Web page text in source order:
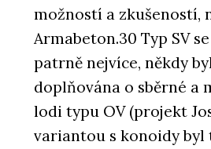
možností a zkušeností,
Armabeton.30 Typ SV
patrně nejvíce, někdy
doplňována o sběrné a
lodi typu OV (projekt
variantou s konoidy byl